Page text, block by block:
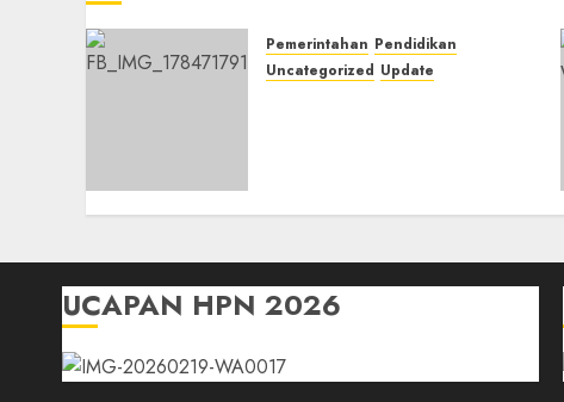
Pemerintahan Pendidikan
Uncategorized Update
UCAPAN HPN 2026